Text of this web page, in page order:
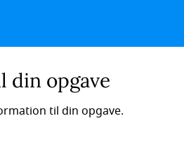
din opgave
til din opgave.